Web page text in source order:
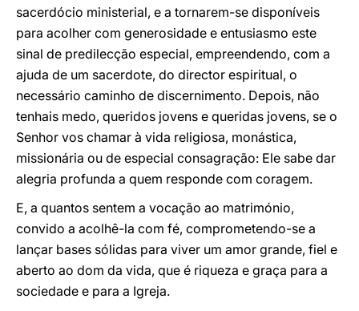
sacerdócio ministerial, e a tornarem-se disponíveis
para acolher com generosidade e entusiasmo este
sinal de predilecção especial, empreendendo, com a
ajuda de um sacerdote, do director espiritual, o
necessário caminho de discernimento. Depois, não
tenhais medo, queridos jovens e queridas jovens, se o
Senhor vos chamar à vida religiosa, monástica,
missionária ou de especial consagração: Ele sabe dar
alegria profunda a quem responde com coragem.
E, a quantos sentem a vocação ao matrimónio,
convido a acolhê-la com fé, comprometendo-se a
lançar bases sólidas para viver um amor grande, fiel e
aberto ao dom da vida, que é riqueza e graça para a
sociedade e para a Igreja.